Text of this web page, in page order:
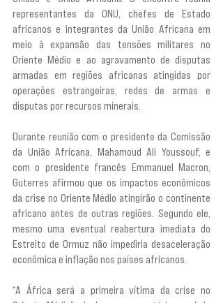
representantes da ONU, chefes de Estado
africanos e integrantes da União Africana em
meio à expansão das tensões militares no
Oriente Médio e ao agravamento de disputas
armadas em regiões africanas atingidas por
operações estrangeiras, redes de armas e
disputas por recursos minerais.
Durante reunião com o presidente da Comissão
da União Africana, Mahamoud Ali Youssouf, e
com o presidente francês Emmanuel Macron,
Guterres afirmou que os impactos econômicos
da crise no Oriente Médio atingirão o continente
africano antes de outras regiões. Segundo ele,
mesmo uma eventual reabertura imediata do
Estreito de Ormuz não impediria desaceleração
econômica e inflação nos países africanos.
“A África será a primeira vítima da crise no